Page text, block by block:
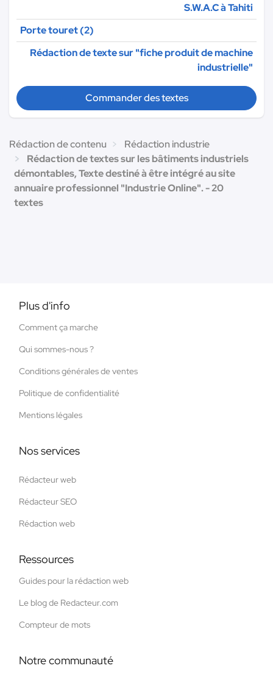
S.W.A.C à Tahiti
Porte touret (2)
Rédaction de texte sur "fiche produit de machine
industrielle"
Commander des textes
Rédaction de contenu
Rédaction industrie
Rédaction de textes sur les bâtiments industriels
démontables, Texte destiné à être intégré au site
annuaire professionnel "Industrie Online". - 20
textes
Plus d'info
Comment ça marche
Qui sommes-nous ?
Conditions générales de ventes
Politique de confidentialité
Mentions légales
Nos services
Rédacteur web
Rédacteur SEO
Rédaction web
Ressources
Guides pour la rédaction web
Le blog de Redacteur.com
Compteur de mots
Notre communauté